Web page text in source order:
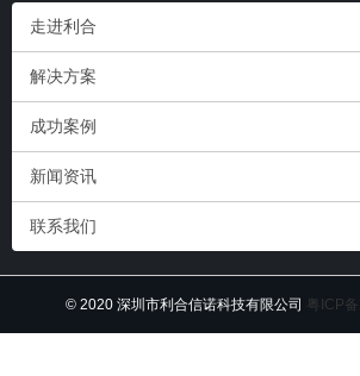
走进利合
解决方案
成功案例
新闻资讯
联系我们
© 2020 深圳市利合信诺科技有限公司 粤ICP